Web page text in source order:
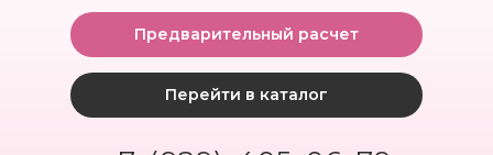
Перейти в каталог
Предварительный расчет